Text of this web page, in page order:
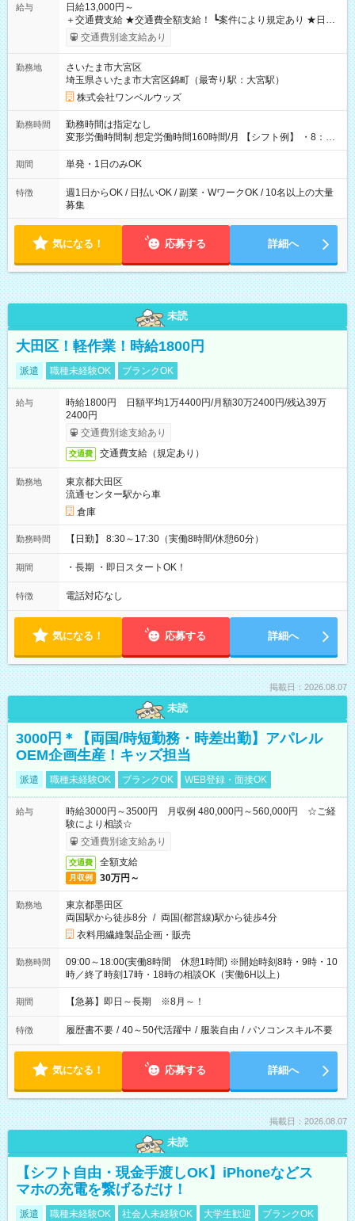
給与
日給13,000円～
＋交通費支給 ★交通費全額支給！ ┗案件により規定あり ★日払
いOK！（規定あり） ┗働いたその日に現金GET♪ お仕事後はコ
ンビニATMから 日払い分を引き落とせます！ 【試用期間】試
交通費別途支給あり
勤務地
さいたま市大宮区
埼玉県さいたま市大宮区錦町（最寄り駅：大宮駅）
株式会社ワンベルウッズ
勤務時間
勤務時間は指定なし
変形労働時間制 想定労働時間160時間/月 【シフト例】 ・8：00
～21：00
期間 単発・1日のみOK
特徴
週1日からOK / 日払いOK / 副業・WワークOK / 10名以上の大量
募集
気になる！ 応募する 詳細へ
未読
大田区！軽作業！時給1800円
派遣 職種未経験OK ブランクOK
給与
時給1800円 日額平均1万4400円/月額30万2400円/残込39万
2400円
交通費別途支給あり
交通費 交通費支給（規定あり）
勤務地
東京都大田区
流通センター駅から車
倉庫
勤務時間 【日勤】 8:30～17:30（実働8時間/休憩60分）
期間 ・長期 ・即日スタートOK！
特徴 電話対応なし
気になる！ 応募する 詳細へ
掲載日：2026.08.07
未読
3000円＊【両国/時短勤務・時差出勤】アパレル
OEM企画生産！キッズ担当
派遣 職種未経験OK ブランクOK WEB登録・面接OK
給与
時給3000円～3500円 月収例 480,000円～560,000円 ☆ご経
験により相談☆
交通費別途支給あり
交通費 全額支給
月収例 30万円～
勤務地
東京都墨田区
両国駅から徒歩8分 / 両国(都営線)駅から徒歩4分
衣料用繊維製品企画・販売
勤務時間
09:00～18:00(実働8時間 休憩1時間) ※開始時刻8時・9時・10
時／終了時刻17時・18時の相談OK（実働6H以上）
期間 【急募】即日～長期 ※8月～！
特徴 履歴書不要 / 40～50代活躍中 / 服装自由 / パソコンスキル不要
気になる！ 応募する 詳細へ
掲載日：2026.08.07
未読
【シフト自由・現金手渡しOK】iPhoneなどス
マホの充電を繋げるだけ！
派遣 職種未経験OK 社会人未経験OK 大学生歓迎 ブランクOK